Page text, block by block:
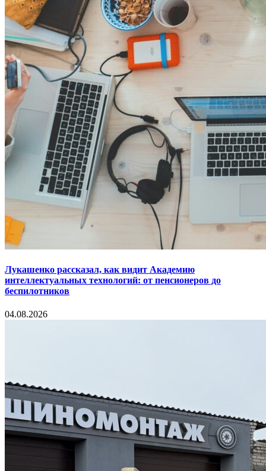
Лукашенко рассказал, как видит Академию
интеллектуальных технологий: от пенсионеров до
беспилотников
04.08.2026